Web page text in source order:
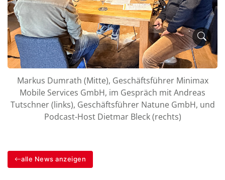
Markus Dumrath (Mitte), Geschäftsführer Minimax
Mobile Services GmbH, im Gespräch mit Andreas
Tutschner (links), Geschäftsführer Natune GmbH, und
Podcast-Host Dietmar Bleck (rechts)
alle News anzeigen